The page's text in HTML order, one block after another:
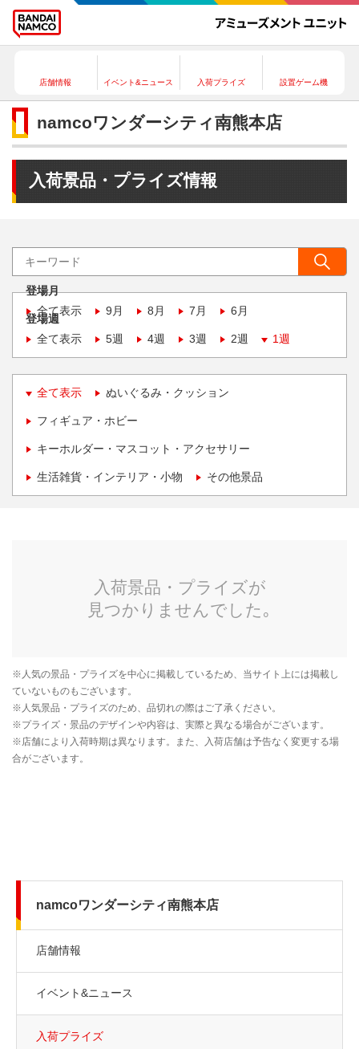
店舗情報 イベント&ニュース 入荷プライズ 設置ゲーム機
namcoワンダーシティ南熊本店
入荷景品・プライズ情報
登場月
全て表示
9月 8月 7月 6月
登場週
全て表示
5週 4週 3週 2週 1週
全て表示 ぬいぐるみ・クッション
フィギュア・ホビー
キーホルダー・マスコット・アクセサリー
生活雑貨・インテリア・小物 その他景品
namcoワンダーシティ南熊本店
店舗情報
イベント&ニュース
入荷プライズ